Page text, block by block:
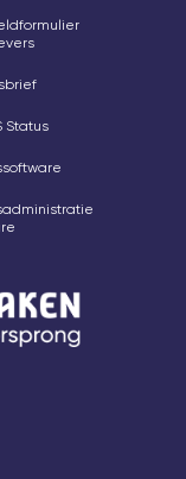
Status